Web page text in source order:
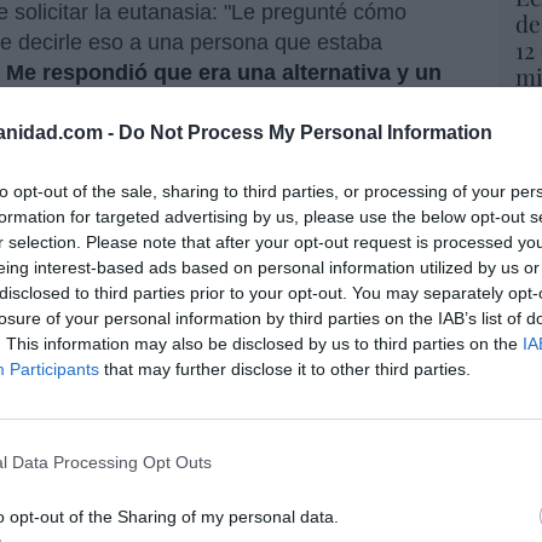
- Do Not Process My Personal Information
opt-out of the sale, sharing to third parties, or processing of your
for targeted advertising by us, please use the below opt-out
selection. Please note that after your opt-out request is processed
interest-based ads based on personal information utilized by us
to third parties prior to your opt-out. You may separately
of your personal information by third parties on the IAB’s list of
This information may also be disclosed by us to third parties on the
Participants that may further disclose it to other third parties.
Data Processing Opt Outs
opt-out of the Sharing of my personal data.
solicitar la eutanasia: "Le pregunté cómo
decirle eso a una persona que estaba
Me respondió que era una alternativa y un
ante el Servicio Madrileño de Salud
errores asistenciales en los últimos
le preguntó por qué hacía esas cosas y
le habló de la eutanasia.Mi madre
que era una posibilidad. Mi madre le
detalla en la reclamación que, cuando
madre presentaba una "elevada
autolítica activa", lo que hace del todo
las ganas de morir, no para salir
legal de hacerlo", asegura su hija. Pero es
y